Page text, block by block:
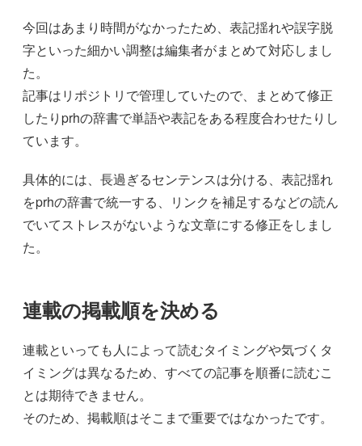
今回はあまり時間がなかったため、表記揺れや誤字脱
字といった細かい調整は編集者がまとめて対応しまし
た。
記事はリポジトリで管理していたので、まとめて修正
したりprhの辞書で単語や表記をある程度合わせたりし
ています。
具体的には、長過ぎるセンテンスは分ける、表記揺れ
をprhの辞書で統一する、リンクを補足するなどの読ん
でいてストレスがないような文章にする修正をしまし
た。
連載の掲載順を決める
連載といっても人によって読むタイミングや気づくタ
イミングは異なるため、すべての記事を順番に読むこ
とは期待できません。
そのため、掲載順はそこまで重要ではなかったです。